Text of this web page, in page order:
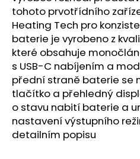
tohoto prvotřídního
Heating Tech pro
baterie je vyrobeno z
které obsahuje
s USB-C nabíjením a
přední straně baterie se
tlačítko a přehledný
o stavu nabití baterie a
nastavení výstupního
detailním popisu
D
o
p
o
r
u
č
u
j
e
m